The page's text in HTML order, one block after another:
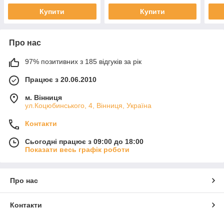
Купити Купити
Про нас
97% позитивних з 185 відгуків за рік
Працює з 20.06.2010
м. Вінниця
ул.Коцюбинського, 4, Вінниця, Україна
Контакти
Сьогодні працює з 09:00 до 18:00
Показати весь графік роботи
Про нас
Контакти